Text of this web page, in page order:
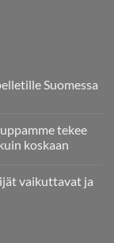
Suomessa
tekee
koskaan
vaikuttavat ja